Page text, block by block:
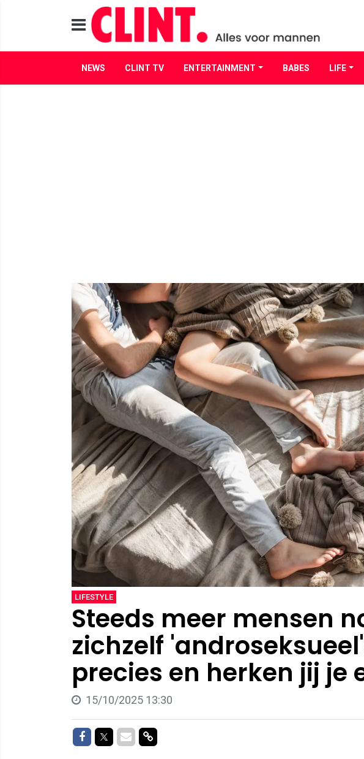
NEWS CLINT TV ENTERTAINMENT BABES LIFE
LIFESTYLE
Steeds meer mensen
zichzelf
precies en herken jij je
15/10/2025 13:30
Delen op Facebook
Delen op Twitter
Delen via Mail
Delen via link